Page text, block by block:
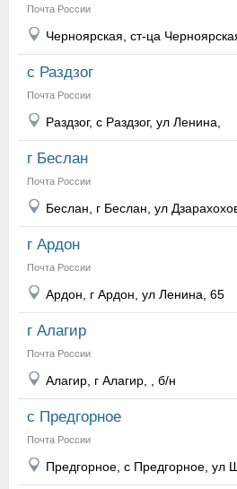
Почта России
Черноярская, ст-ца
с Раздзог
Почта России
Раздзог, с Раздзог, ул Ленина,
г Беслан
Почта России
Беслан, г Беслан, ул
г Ардон
Почта России
Ардон, г Ардон, ул Ленина, 65
г Алагир
Почта России
Алагир, г Алагир, , б/н
с Предгорное
Почта России
Предгорное, с Предгорное, ул